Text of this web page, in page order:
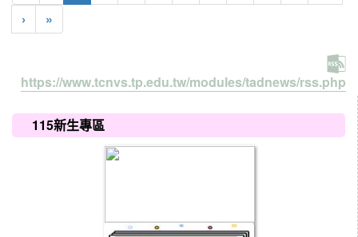
›
»
https://www.tcnvs.tp.edu.tw/modules/tadnews/rss.php
115新生專區